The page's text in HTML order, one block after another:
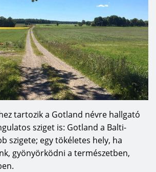
tartozik a Gotland névre hallgató
sziget is: Gotland a Balti-
szigete; egy tökéletes hely, ha
gyönyörködni a természetben,